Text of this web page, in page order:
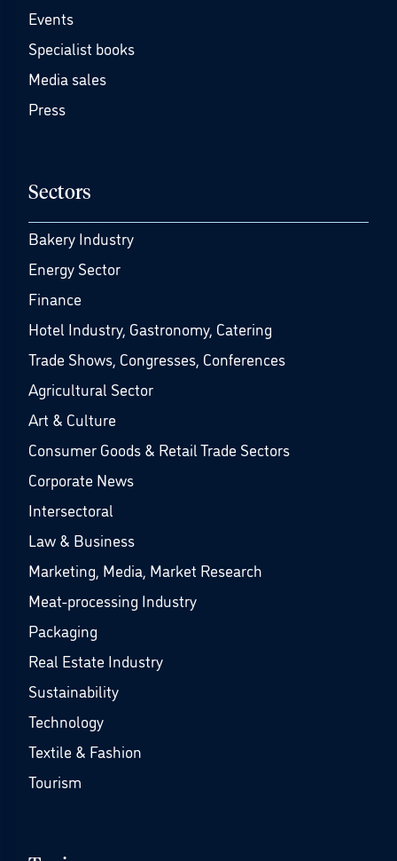
Events
Specialist books
Media sales
Press
Sectors
Bakery Industry
Energy Sector
Finance
Hotel Industry, Gastronomy, Catering
Trade Shows, Congresses, Conferences
Agricultural Sector
Art & Culture
Consumer Goods & Retail Trade Sectors
Corporate News
Intersectoral
Law & Business
Marketing, Media, Market Research
Meat-processing Industry
Packaging
Real Estate Industry
Sustainability
Technology
Textile & Fashion
Tourism